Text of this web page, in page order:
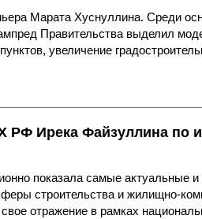
Марата Хуснуллина. Среди
Правительства выделил
увеличение
РФ Ирека Файзуллина по
показала самые актуальные
строительства и жилищно-
отражение в рамках